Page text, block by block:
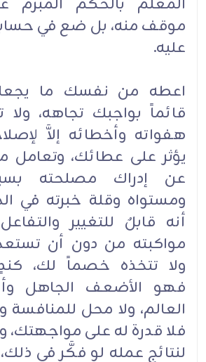
موقف منه، بل ضع في
عليه.
اعطه من نفسك ما
قائماً بواجبك تجاهه،
هفواته وأخطائه إلاَّ
يؤثر على عطائك،
عن إدراك مصلحته
ومستواه وقلة خبرته في
أنه قابلٌ للتغيير
مواكبته من دون أن
ولا تتخذه خصماً لك،
فهو الأضعف الجاهل
العالم، ولا محل للمنافسة
فلا قدرة له على مواجهتك،
لنتائج عمله لو فكَّر في